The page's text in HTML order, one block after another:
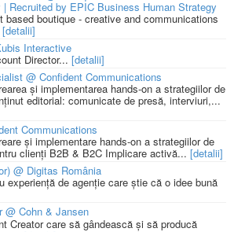
Recruited by EPIC Business Human Strategy
boutique - creative and communications
[detalii]
Interactive
Director... [detalii]
@ Confident Communications
și implementarea hands-on a strategiilor de
editorial: comunicate de presă, interviuri,...
Communications
și implementare hands-on a strategiilor de
clienți B2B & B2C Implicare activă... [detalii]
@ Digitas România
experiență de agenție care știe că o idee bună
@ Cohn & Jansen
Creator care să gândească și să producă